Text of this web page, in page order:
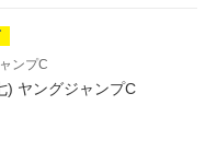
ンプC
) ヤングジャンプC